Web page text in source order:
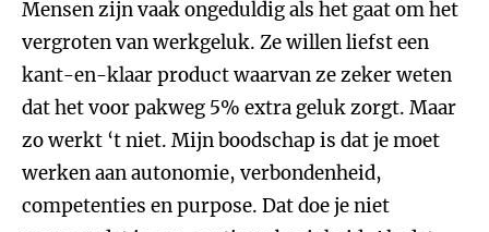
Mensen zijn vaak ongeduldig als het gaat om het
vergroten van werkgeluk. Ze willen liefst een
kant-en-klaar product waarvan ze zeker weten
dat het voor pakweg 5% extra geluk zorgt. Maar
zo werkt ‘t niet. Mijn boodschap is dat je moet
werken aan autonomie, verbondenheid,
competenties en purpose. Dat doe je niet